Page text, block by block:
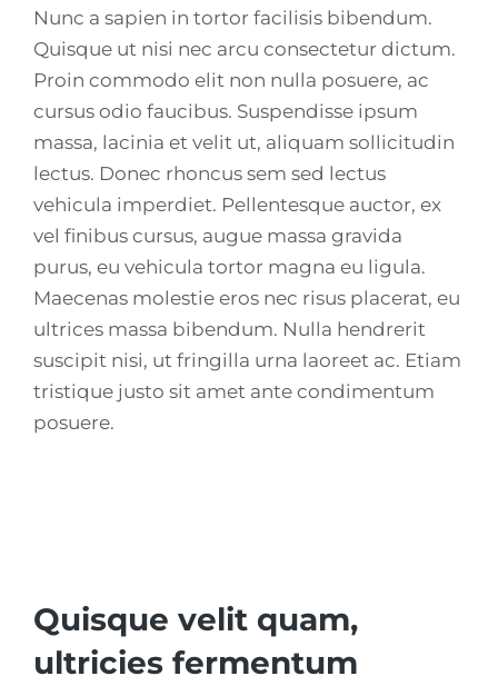
Nunc a sapien in tortor facilisis bibendum.
Quisque ut nisi nec arcu consectetur dictum.
Proin commodo elit non nulla posuere, ac
cursus odio faucibus. Suspendisse ipsum
massa, lacinia et velit ut, aliquam sollicitudin
lectus. Donec rhoncus sem sed lectus
vehicula imperdiet. Pellentesque auctor, ex
vel finibus cursus, augue massa gravida
purus, eu vehicula tortor magna eu ligula.
Maecenas molestie eros nec risus placerat, eu
ultrices massa bibendum. Nulla hendrerit
suscipit nisi, ut fringilla urna laoreet ac. Etiam
tristique justo sit amet ante condimentum
posuere.
Quisque velit quam,
ultricies fermentum